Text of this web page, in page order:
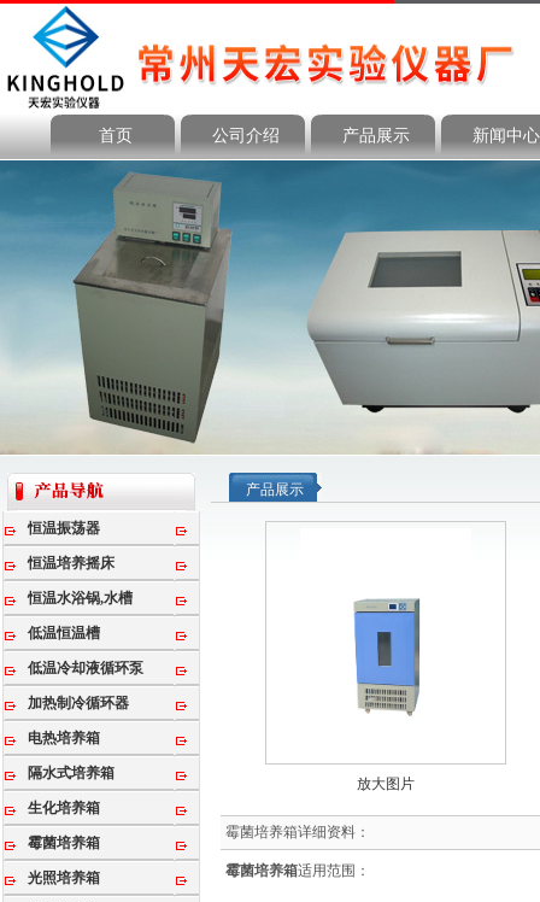
首页 公司介绍 产品展示 新闻中心
恒温振荡器
恒温培养摇床
恒温水浴锅,水槽
低温恒温槽
低温冷却液循环泵
加热制冷循环器
电热培养箱
隔水式培养箱
生化培养箱
霉菌培养箱
光照培养箱
产品展示
放大图片
霉菌培养箱详细资料：
霉菌培养箱适用范围：